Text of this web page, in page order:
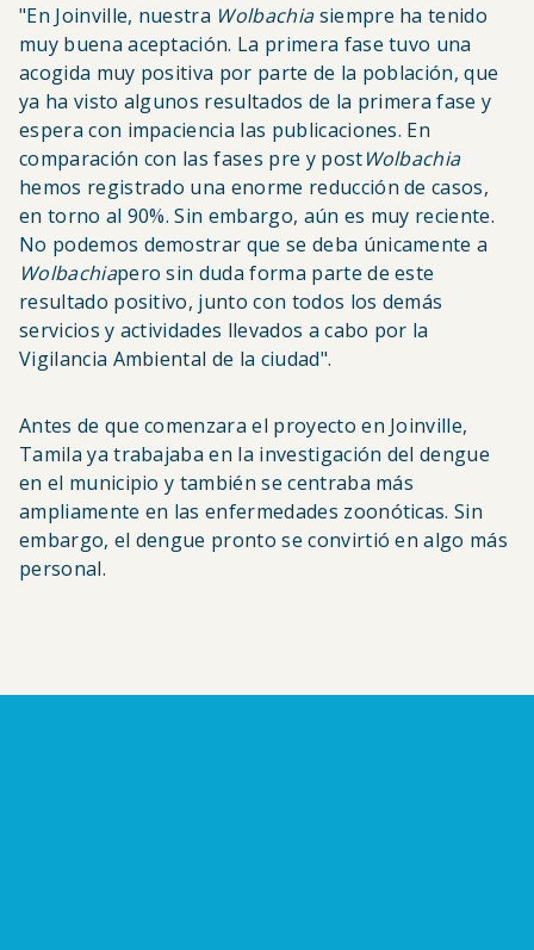
"En Joinville, nuestra Wolbachiasiempre ha tenido
muy buena aceptación. La primera fase tuvo una
acogida muy positiva por parte de la población, que
ya ha visto algunos resultados de la primera fase y
espera con impaciencia las publicaciones. En
comparación con las fases pre y postWolbachia
hemos registrado una enorme reducción de casos,
en torno al 90%. Sin embargo, aún es muy reciente.
No podemos demostrar que se deba únicamente a
Wolbachiapero sin duda forma parte de este
resultado positivo, junto con todos los demás
servicios y actividades llevados a cabo por la
Vigilancia Ambiental de la ciudad".
Antes de que comenzara el proyecto en Joinville,
Tamila ya trabajaba en la investigación del dengue
en el municipio y también se centraba más
ampliamente en las enfermedades zoonóticas. Sin
embargo, el dengue pronto se convirtió en algo más
personal.